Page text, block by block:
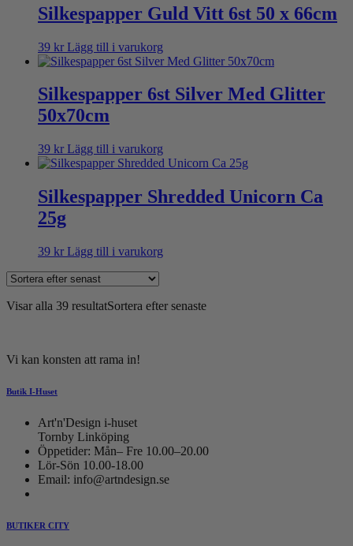
Silkespapper Guld Vitt 6st 50 x 66cm
39 kr Lägg till i varukorg
Silkespapper 6st Silver Med Glitter
50x70cm
39 kr Lägg till i varukorg
Silkespapper Shredded Unicorn Ca
25g
39 kr Lägg till i varukorg
Visar alla 39 resultatSortera efter senaste
Vi kan konsten att rama in!
Butik I-Huset
Art'n'Design i-huset
Tornby Linköping
Öppetider: Mån– Fre 10.00–20.00
Lör-Sön 10.00-18.00
Email: info@artndesign.se
BUTIKER CITY